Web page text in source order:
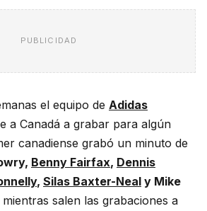
PUBLICIDAD
el equipo de Adidas
a Canadá a grabar para algún
canadiense grabó un minuto de
Benny Fairfax, Dennis
, Silas Baxter-Neal y Mike
salen las grabaciones a